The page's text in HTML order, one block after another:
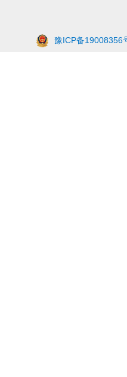
豫ICP备19008356